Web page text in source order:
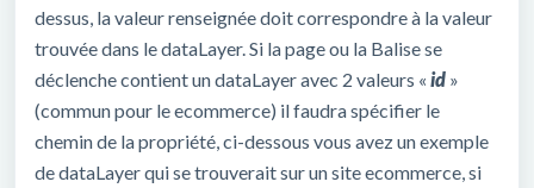
dessus, la valeur renseignée doit correspondre à la valeur
trouvée dans le dataLayer. Si la page ou la Balise se
déclenche contient un dataLayer avec 2 valeurs « id »
(commun pour le ecommerce) il faudra spécifier le
chemin de la propriété, ci-dessous vous avez un exemple
de dataLayer qui se trouverait sur un site ecommerce, si